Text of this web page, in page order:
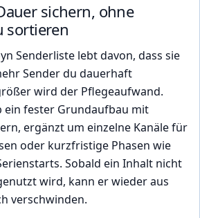
sichern, ohne
sortieren
Senderliste lebt davon, dass sie
Sender du dauerhaft
wird der Pflegeaufwand.
ein fester Grundaufbau mit
ergänzt um einzelne Kanäle für
oder kurzfristige Phasen wie
Sobald ein Inhalt nicht
wird, kann er wieder aus
verschwinden.